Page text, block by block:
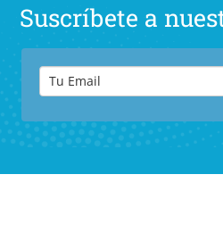
Suscríbete a